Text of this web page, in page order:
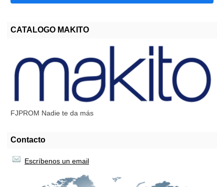
CATALOGO MAKITO
FJPROM Nadie te da más
Contacto
Escríbenos un email